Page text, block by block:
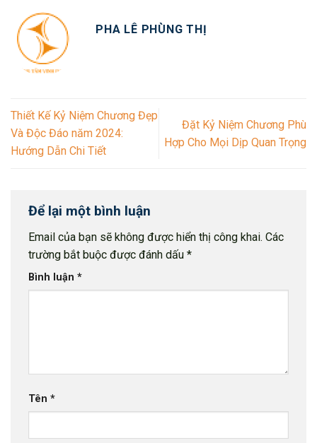
PHA LÊ PHÙNG THỊ
Thiết Kế Kỷ Niệm Chương Đẹp
Và Độc Đáo năm 2024:
Hướng Dẫn Chi Tiết
Đặt Kỷ Niệm Chương Phù
Hợp Cho Mọi Dịp Quan Trọng
Để lại một bình luận
Email của bạn sẽ không được hiển thị công khai. Các
trường bắt buộc được đánh dấu *
Bình luận *
Tên *